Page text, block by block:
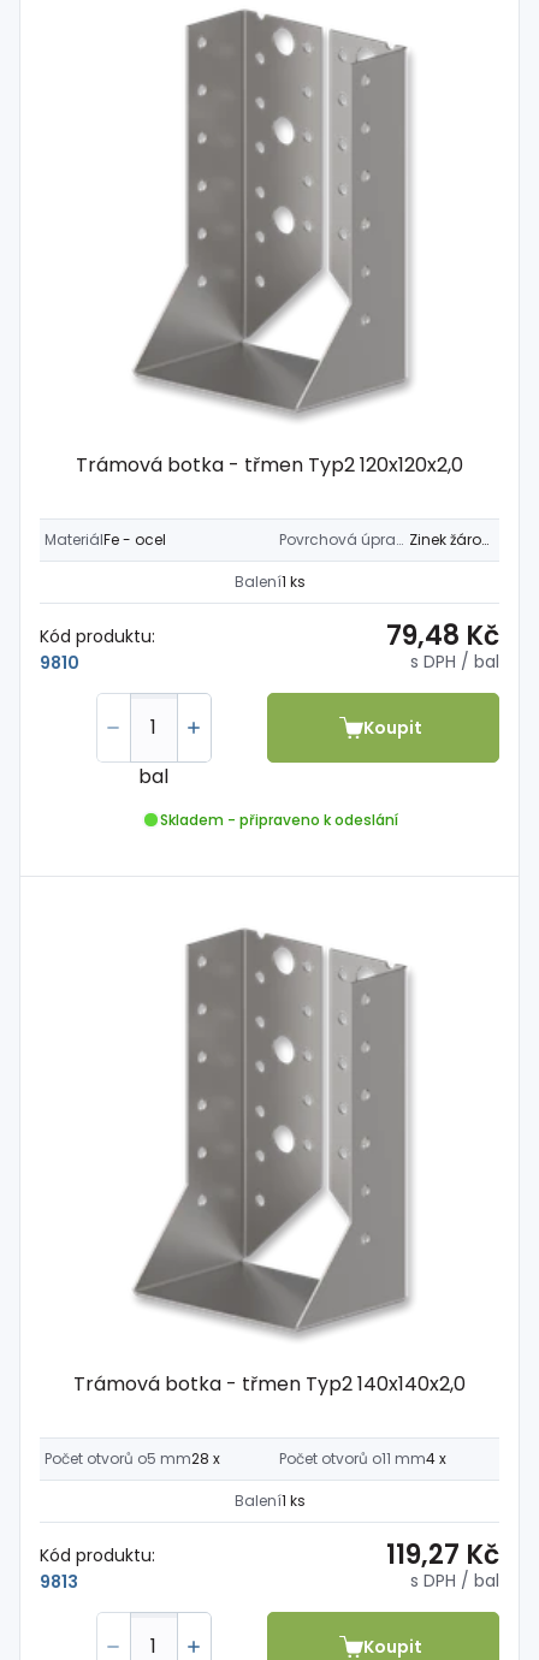
Trámová botka - třmen Typ2 120x120x2,0
MateriálFe - ocel Povrchová úprava Zinek žárový
Balení1 ks
Kód produktu:
9810
79,48 Kč
s DPH / bal
bal
Koupit
Skladem - připraveno k odeslání
Trámová botka - třmen Typ2 140x140x2,0
Počet otvorů o5 mm28 x Počet otvorů o11 mm4 x
Balení1 ks
Kód produktu:
9813
119,27 Kč
s DPH / bal
Koupit